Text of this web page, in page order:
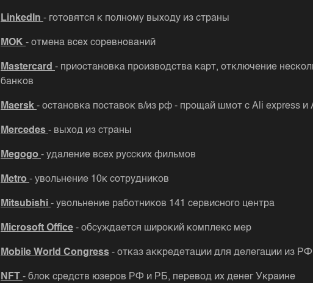
LinkedIn - готовятся к полному выходу из страны
MOK - отмена всех соревнований
Mastercard - приостановка производства карт, отключение
банков
Maersk - остановка поставок в/из рф - прощай шмот с Ali express и
Mercedes - выход из страны
Megogo - удаление всех русских фильмов
Metro - увольнение 10к сотрудников
Mitsubishi - увольнение работников 141 сервисного центра
Microsoft Office - обсуждается широкий комплекс мер
Mobile World Congress - отказ аккредетации для делегации из РФ
NFT - блок средств юзеров РФ и РБ, перевод их денег Украине